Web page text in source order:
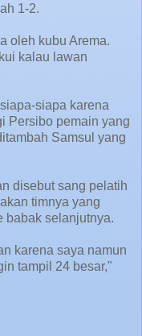
1-2.
oleh kubu Arema.
kalau lawan
siapa karena
Persibo pemain yang
Samsul yang
disebut sang pelatih
timnya yang
babak selanjutnya.
karena saya namun
tampil 24 besar,"